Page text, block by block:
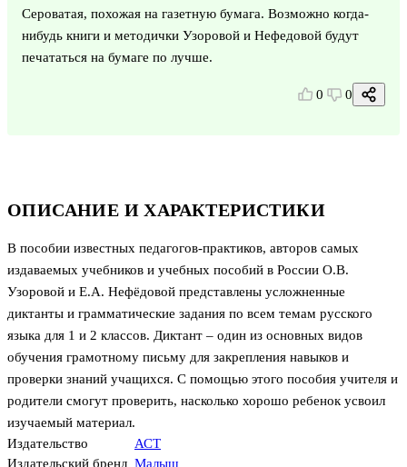
ОПИСАНИЕ И ХАРАКТЕРИСТИКИ
В пособии известных педагогов-практиков, авторов самых
издаваемых учебников и учебных пособий в России О.В.
Узоровой и Е.А. Нефёдовой представлены усложненные
диктанты и грамматические задания по всем темам русского
языка для 1 и 2 классов. Диктант – один из основных видов
обучения грамотному письму для закрепления навыков и
проверки знаний учащихся. С помощью этого пособия учителя и
родители смогут проверить, насколько хорошо ребенок усвоил
изучаемый материал.
Издательство
АСТ
Издательский бренд Малыш
Сероватая, похожая на газетную бумага. Возможно когда-
нибудь книги и методички Узоровой и Нефедовой будут
печататься на бумаге по лучше.
0 0